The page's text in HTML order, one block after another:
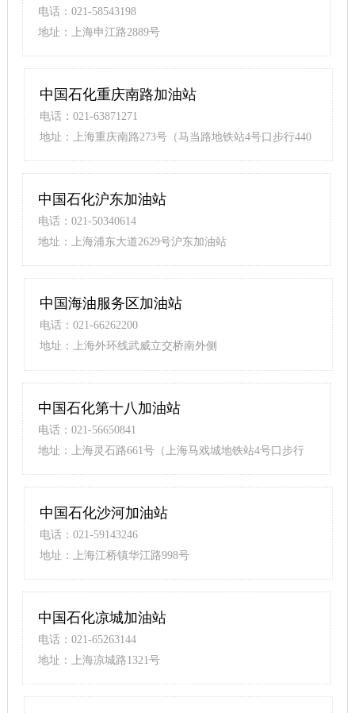
电话：021-58543198
地址：上海申江路2889号
中国石化重庆南路加油站
电话：021-63871271
地址：上海重庆南路273号（马当路地铁站4号口步行440
中国石化沪东加油站
电话：021-50340614
地址：上海浦东大道2629号沪东加油站
中国海油服务区加油站
电话：021-66262200
地址：上海外环线武威立交桥南外侧
中国石化第十八加油站
电话：021-56650841
地址：上海灵石路661号（上海马戏城地铁站4号口步行
中国石化沙河加油站
电话：021-59143246
地址：上海江桥镇华江路998号
中国石化凉城加油站
电话：021-65263144
地址：上海凉城路1321号